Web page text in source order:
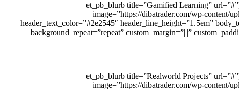
[/et_pb_blurb][/et_pb_column][et_pb_column type=”1_3″ _builder_version=”3.25″ custom_padding=”|||” custom_padding__hover=”|||”][et_pb_blurb title=”Gamified Learning” url=”#”
image=”https://dibatrader.com/wp-content/
header_text_color=”#2e2545″ header_line_height=”1.5em”
background_repeat=”repeat” custom_margin=”|||”
[/et_pb_blurb][/et_pb_column][et_pb_column type=”1_3″ _builder_version=”3.25″ custom_padding=”|||” custom_padding__hover=”|||”][et_pb_blurb title=”Realworld Projects” url=”#”
image=”https://dibatrader.com/wp-content/